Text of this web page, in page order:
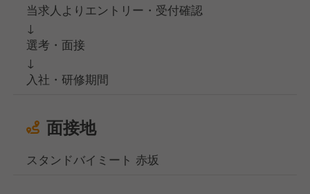
当求人よりエントリー・受付確認
↓
選考・面接
↓
入社・研修期間
面接地
スタンドバイミート 赤坂